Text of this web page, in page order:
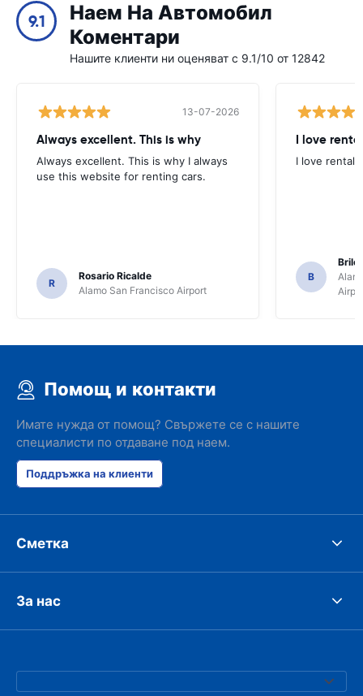
9.1
Наем На Автомобил
Коментари
Нашите клиенти ни оценяват с 9.1/10 от 12842
13-07-2026
Always excellent. This is why
Always excellent. This is why I always
use this website for renting cars.
R
Rosario Ricalde
Alamo San Francisco Airport
I love
I love rental
B
Помощ и контакти
Имате нужда от помощ? Свържете се с нашите
специалисти по отдаване под наем.
Поддръжка на клиенти
Сметка
За нас